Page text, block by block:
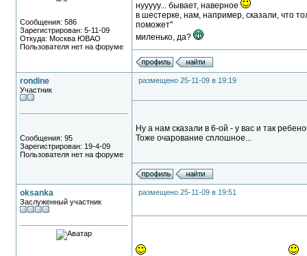
Сообщения: 586
Зарегистрирован: 5-11-09
Откуда: Москва ЮВАО
Пользователя нет на форуме
нууууу... бывает, наверное
в шестерке, нам, например, сказали, что
поможет"
миленько, да?
rondine
Участник
Сообщения: 95
Зарегистрирован: 19-4-09
Пользователя нет на форуме
размещено 25-11-09 в 19:19
Ну а нам сказали в 6-ой - у вас и так
Тоже очарование сплошное...
oksanka
Заслуженный участник
размещено 25-11-09 в 19:51